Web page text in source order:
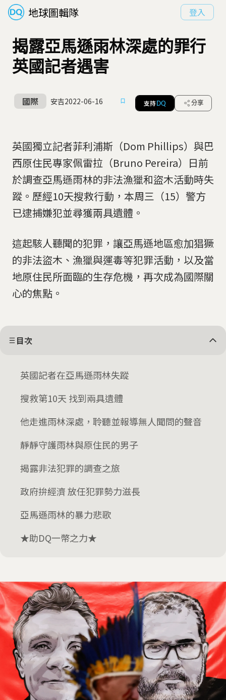
地球圖輯隊 登入
揭露亞馬遜雨林深處的罪行
英國記者遇害
國際 安吉2022-06-16 支持 DQ 分享
英國獨立記者菲利浦斯（Dom Phillips）與巴
西原住民專家佩雷拉（Bruno Pereira）日前
於調查亞馬遜雨林的非法漁獵和盜木活動時失
蹤。歷經10天搜救行動，本周三（15）警方
已逮捕嫌犯並尋獲兩具遺體。
這起駭人聽聞的犯罪，讓亞馬遜地區愈加猖獗
的非法盜木、漁獵與運毒等犯罪活動，以及當
地原住民所面臨的生存危機，再次成為國際關
心的焦點。
目次
英國記者在亞馬遜雨林失蹤
搜救第10天 找到兩具遺體
他走進雨林深處，聆聽並報導無人聞問的聲音
靜靜守護雨林與原住民的男子
揭露非法犯罪的調查之旅
政府拚經濟 放任犯罪勢力滋長
亞馬遜雨林的暴力悲歌
★助DQ一幣之力★